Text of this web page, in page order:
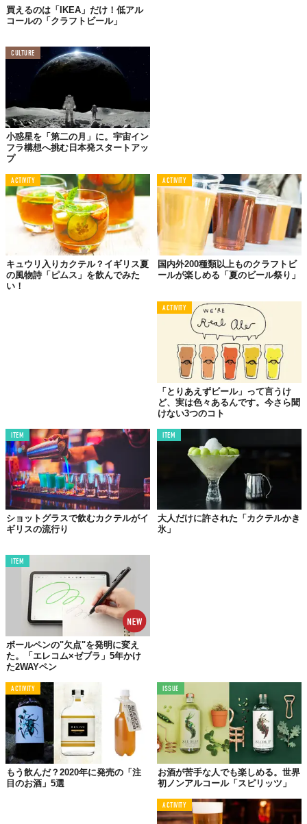
名。アニス香の違いをそれぞれに楽しめる。
氷を入れて水で割るだけ。ソーダでも可。南仏の定番スタイルだ
が、これがイチバンうまい。現地のカフェやブラッスリーでは、
夕涼みをしながら、またはペタンクの合間にオランジーナで割っ
た変わり種を楽しむ人の姿も。
02.
「ウォッカ」ベースでオトナな飲み口
爽やかミントとフレッシュライム、そこにホワイトラムの芳香が
渾然一体となった陽気なカクテル「モヒート」。夏に限らずオー
ルシーズンWELCOMEなわけだけど、ここにガムシロップを加え
たレシピが一般的。
食後酒として飲むならこれでいいんだけど、食中にもってくるな
らば、ベースはラムよりもウォッカが断然オススメ。もちろんガ
ムシロ抜きがシャープに決まる。
どんな料理とも相性よく、味を邪魔することもない。お店でも気
は？
キンキンに冷やした紅茶に
「ディタ」をちょい足し
買えるのは「IKEA」だけ！低アル
コールの「クラフトビール」
CULTURE
小惑星を「第二の月」に。宇宙イン
フラ構想へ挑む日本発スタートアッ
プ
ACTIVITY
キュウリ入りカクテル？イギリス夏
の風物詩「ピムス」を飲んでみた
い！
ACTIVITY
国内外200種類以上ものクラフトビ
ールが楽しめる「夏のビール祭り」
ACTIVITY
「とりあえずビール」って言うけ
ど、実は色々あるんです。今さら聞
けない3つのコト
ITEM
ショットグラスで飲むカクテルがイ
ギリスの流行り
ITEM
大人だけに許された「カクテルかき
氷」
ITEM
ボールペンの"欠点"を発明に変え
た。「エレコム×ゼブラ」5年かけ
た2WAYペン
ACTIVITY
もう飲んだ？2020年に発売の「注
目のお酒」5選
ISSUE
お酒が苦手な人でも楽しめる。世界
初ノンアルコール「スピリッツ」
ACTIVITY